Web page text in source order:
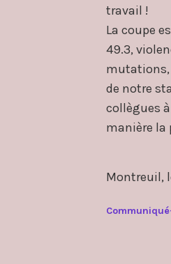
travail !
La coupe
49.3,
mutations,
de notre
collègues à
manière la
Montreuil,